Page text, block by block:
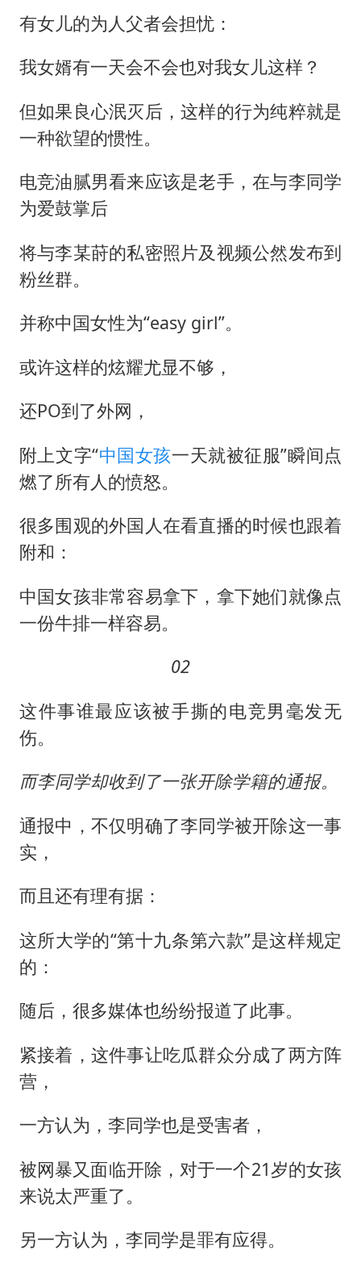
有女儿的为人父者会担忧：
我女婿有一天会不会也对我女儿这样？
但如果良心泯灭后，这样的行为纯粹就是
一种欲望的惯性。
电竞油腻男看来应该是老手，在与李同学
为爱鼓掌后
将与李某莳的私密照片及视频公然发布到
粉丝群。
并称中国女性为“easy girl”。
或许这样的炫耀尤显不够，
还PO到了外网，
附上文字“中国女孩一天就被征服”瞬间点
燃了所有人的愤怒。
很多围观的外国人在看直播的时候也跟着
附和：
中国女孩非常容易拿下，拿下她们就像点
一份牛排一样容易。
02
这件事谁最应该被手撕的电竞男毫发无
伤。
而李同学却收到了一张开除学籍的通报。
通报中，不仅明确了李同学被开除这一事
实，
而且还有理有据：
这所大学的“第十九条第六款”是这样规定
的：
随后，很多媒体也纷纷报道了此事。
紧接着，这件事让吃瓜群众分成了两方阵
营，
一方认为，李同学也是受害者，
被网暴又面临开除，对于一个21岁的女孩
来说太严重了。
另一方认为，李同学是罪有应得。